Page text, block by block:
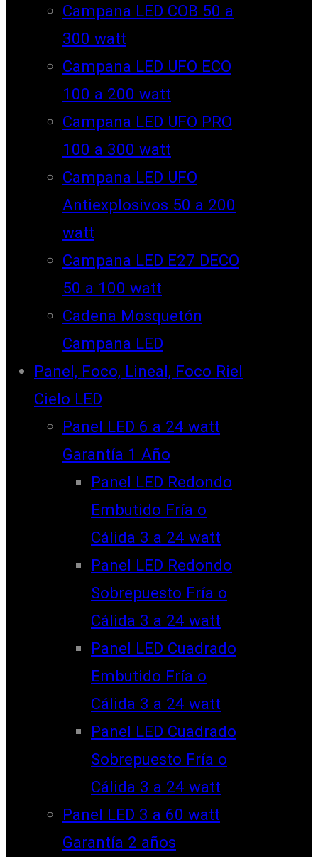
Campana LED COB 50 a
300 watt
Campana LED UFO ECO
100 a 200 watt
Campana LED UFO PRO
100 a 300 watt
Campana LED UFO
Antiexplosivos 50 a 200
watt
Campana LED E27 DECO
50 a 100 watt
Cadena Mosquetón
Campana LED
Panel, Foco, Lineal, Foco Riel
Cielo LED
Panel LED 6 a 24 watt
Garantía 1 Año
Panel LED Redondo
Embutido Fría o
Cálida 3 a 24 watt
Panel LED Redondo
Sobrepuesto Fría o
Cálida 3 a 24 watt
Panel LED Cuadrado
Embutido Fría o
Cálida 3 a 24 watt
Panel LED Cuadrado
Sobrepuesto Fría o
Cálida 3 a 24 watt
Panel LED 3 a 60 watt
Garantía 2 años